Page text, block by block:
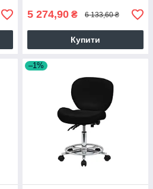
5 274,90 ₴ 6 133,60 ₴
Купити
–1%